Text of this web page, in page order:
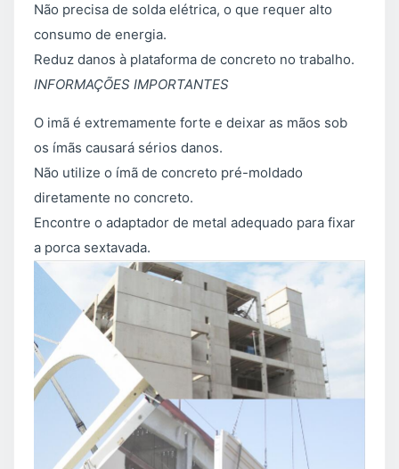
Não precisa de solda elétrica, o que requer alto
consumo de energia.
Reduz danos à plataforma de concreto no trabalho.
INFORMAÇÕES IMPORTANTES
O imã é extremamente forte e deixar as mãos sob
os ímãs causará sérios danos.
Não utilize o ímã de concreto pré-moldado
diretamente no concreto.
Encontre o adaptador de metal adequado para fixar
a porca sextavada.